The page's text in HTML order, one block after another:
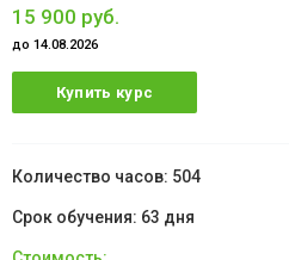
15 900 руб.
до 14.08.2026
Купить курс
504
63 дня